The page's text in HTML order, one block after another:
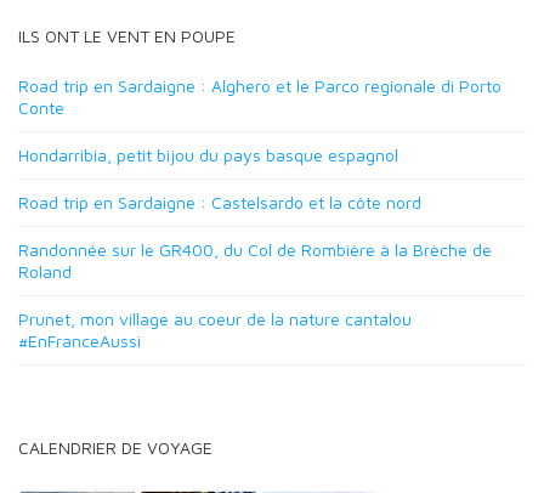
ILS ONT LE VENT EN POUPE
Road trip en Sardaigne : Alghero et le Parco regionale di Porto
Conte
Hondarribia, petit bijou du pays basque espagnol
Road trip en Sardaigne : Castelsardo et la côte nord
Randonnée sur le GR400, du Col de Rombière à la Brèche de
Roland
Prunet, mon village au coeur de la nature cantalou
#EnFranceAussi
CALENDRIER DE VOYAGE